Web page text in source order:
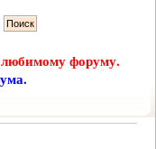
форуму.